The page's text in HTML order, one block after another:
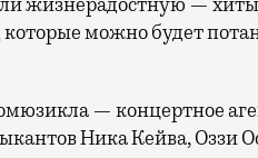
можно будет
— концертное
Ника Кейва, Оззи